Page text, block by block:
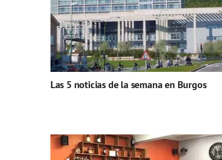
Las 5 noticias de la semana en Burgos